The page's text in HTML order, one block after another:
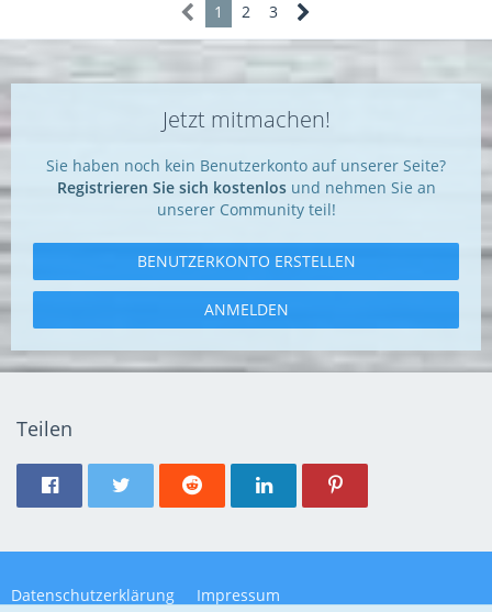
1 2 3
Jetzt mitmachen!
Sie haben noch kein Benutzerkonto auf unserer Seite?
Registrieren Sie sich kostenlosund nehmen Sie an
unserer Community teil!
BENUTZERKONTO ERSTELLEN
ANMELDEN
Teilen
Datenschutzerklärung Impressum